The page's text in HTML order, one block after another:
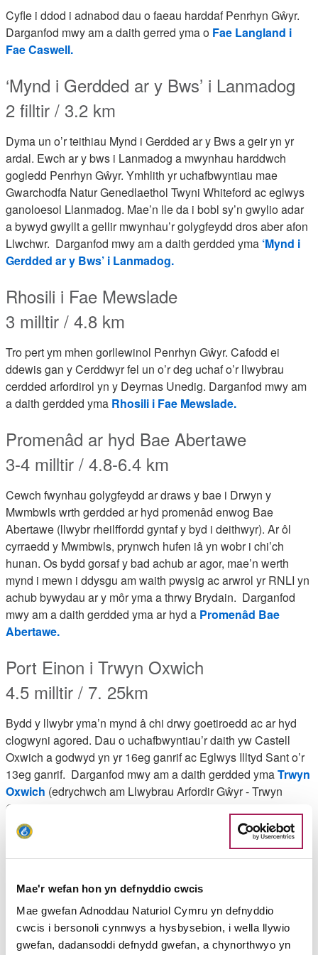
Mae'r wefan hon yn defnyddio cwcis
Mae gwefan Adnoddau Naturiol Cymru yn defnyddio
cwcis i bersonoli cynnwys a hysbysebion, i wella llywio
gwefan, dadansoddi defnydd gwefan, a chynorthwyo yn
Cyfle i ddod i adnabod dau o faeau harddaf Penrhyn Gŵyr.
Darganfod mwy am a daith gerred yma o Fae Langland i
Fae Caswell.
‘Mynd i Gerdded ar y Bws’ i Lanmadog
2 filltir / 3.2 km
Dyma un o’r teithiau Mynd i Gerdded ar y Bws a geir yn yr
ardal. Ewch ar y bws i Lanmadog a mwynhau harddwch
gogledd Penrhyn Gŵyr. Ymhlith yr uchafbwyntiau mae
Gwarchodfa Natur Genedlaethol Twyni Whiteford ac eglwys
ganoloesol Llanmadog. Mae’n lle da i bobl sy’n gwylio adar
a bywyd gwyllt a gellir mwynhau’r golygfeydd dros aber afon
Llwchwr. Darganfod mwy am a daith gerdded yma ‘Mynd i
Gerdded ar y Bws’ i Lanmadog.
Rhosili i Fae Mewslade
3 milltir / 4.8 km
Tro pert ym mhen gorllewinol Penrhyn Gŵyr. Cafodd ei
ddewis gan y Cerddwyr fel un o’r deg uchaf o’r llwybrau
cerdded arfordirol yn y Deyrnas Unedig. Darganfod mwy am
a daith gerdded yma Rhosili i Fae Mewslade.
Promenâd ar hyd Bae Abertawe
3-4 milltir / 4.8-6.4 km
Cewch fwynhau golygfeydd ar draws y bae i Drwyn y
Mwmbwls wrth gerdded ar hyd promenâd enwog Bae
Abertawe (llwybr rheilffordd gyntaf y byd i deithwyr). Ar ôl
cyrraedd y Mwmbwls, prynwch hufen iâ yn wobr i chi’ch
hunan. Os bydd gorsaf y bad achub ar agor, mae’n werth
mynd i mewn i ddysgu am waith pwysig ac arwrol yr RNLI yn
achub bywydau ar y môr yma a thrwy Brydain. Darganfod
mwy am a daith gerdded ymaar hyd a Promenâd Bae
Abertawe.
Port Einon i Trwyn Oxwich
4.5 milltir / 7. 25km
Bydd y llwybr yma’n mynd â chi drwy goetiroedd ac ar hyd
clogwyni agored. Dau o uchafbwyntiau’r daith yw Castell
Oxwich a godwyd yn yr 16eg ganrif ac Eglwys Illtyd Sant o’r
13eg ganrif. Darganfod mwy am a daith gerdded ymaTrwyn
Oxwich (edrychwch am Llwybrau Arfordir Gŵyr - Trwyn
Oxwich")
Teithiau cerdded hir
Glanyfferi i Gydweli
5.25 milltir / 8.5 km
Mae’r rhan yma o’r Llwybr yn croesi tir dymunol y cefn gwlad